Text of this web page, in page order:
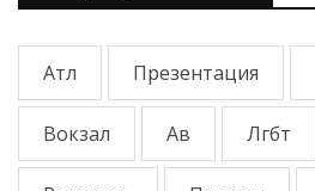
Атл Презентация
Вокзал Ав Лгбт